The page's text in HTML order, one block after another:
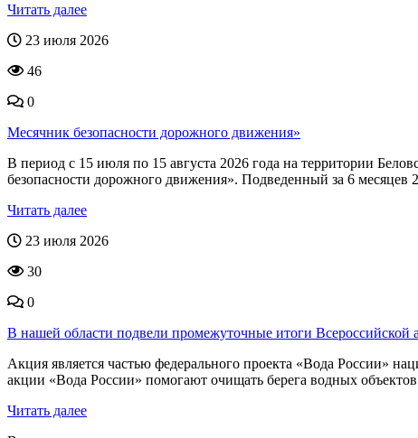
Читать далее
23 июля 2026
46
0
Месячник безопасности дорожного движения»
В период с 15 июля по 15 августа 2026 года на территории
безопасности дорожного движения». Подведенный за 6 месяцев
Читать далее
23 июля 2026
30
0
В нашей области подвели промежуточные итоги
Акция является частью федерального проекта «Вода России»
акции «Вода России» помогают очищать берега водных
Читать далее